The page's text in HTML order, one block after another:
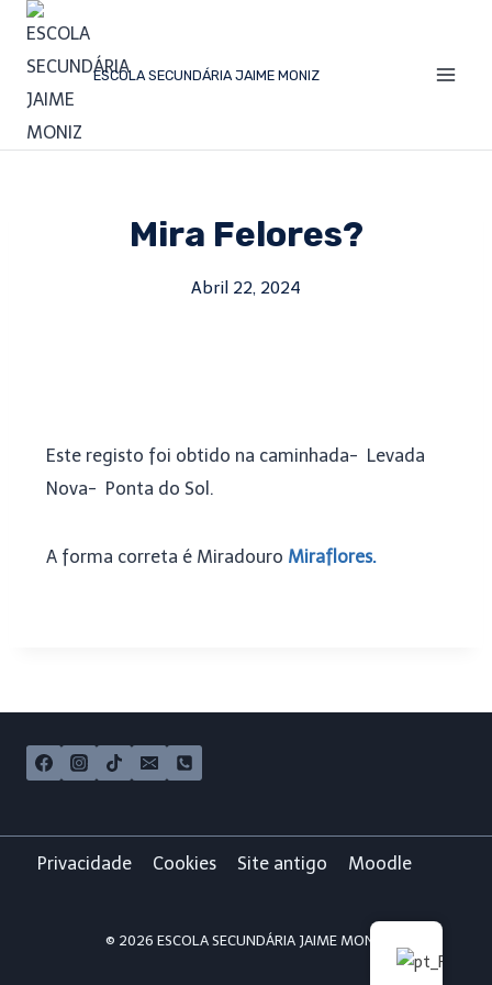
ESCOLA SECUNDÁRIA JAIME MONIZ
Mira Felores?
Abril 22, 2024
Este registo foi obtido na caminhada- Levada
Nova- Ponta do Sol.
A forma correta é Miradouro Miraflores.
Privacidade Cookies Site antigo Moodle
© 2026 ESCOLA SECUNDÁRIA JAIME MONIZ